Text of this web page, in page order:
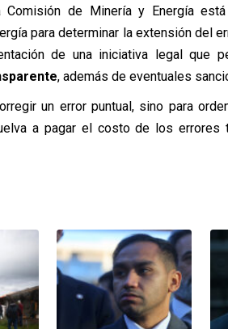
Comisión de Minería y Energía
para determinar la extensión del
de una iniciativa legal que
, además de eventuales
un error puntual, sino para
a pagar el costo de los errores